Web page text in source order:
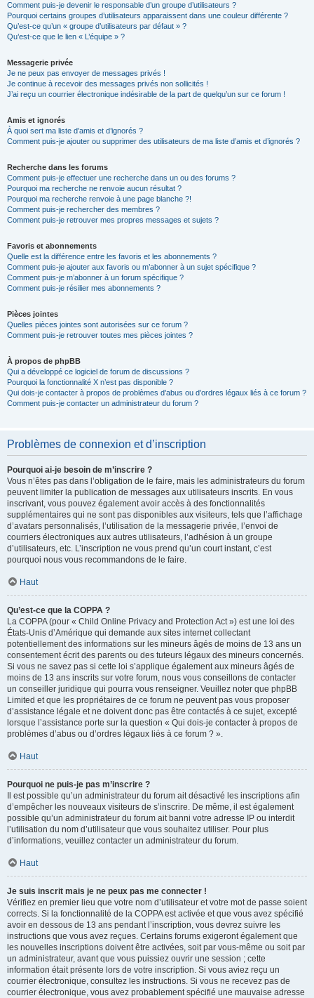
Comment puis-je devenir le responsable d’un groupe d’utilisateurs ?
Pourquoi certains groupes d’utilisateurs apparaissent dans une couleur différente ?
Qu’est-ce qu’un « groupe d’utilisateurs par défaut » ?
Qu’est-ce que le lien « L’équipe » ?
Messagerie privée
Je ne peux pas envoyer de messages privés !
Je continue à recevoir des messages privés non sollicités !
J’ai reçu un courrier électronique indésirable de la part de quelqu’un sur ce forum !
Amis et ignorés
À quoi sert ma liste d’amis et d’ignorés ?
Comment puis-je ajouter ou supprimer des utilisateurs de ma liste d’amis et d’ignorés ?
Recherche dans les forums
Comment puis-je effectuer une recherche dans un ou des forums ?
Pourquoi ma recherche ne renvoie aucun résultat ?
Pourquoi ma recherche renvoie à une page blanche ?!
Comment puis-je rechercher des membres ?
Comment puis-je retrouver mes propres messages et sujets ?
Favoris et abonnements
Quelle est la différence entre les favoris et les abonnements ?
Comment puis-je ajouter aux favoris ou m’abonner à un sujet spécifique ?
Comment puis-je m’abonner à un forum spécifique ?
Comment puis-je résilier mes abonnements ?
Pièces jointes
Quelles pièces jointes sont autorisées sur ce forum ?
Comment puis-je retrouver toutes mes pièces jointes ?
À propos de phpBB
Qui a développé ce logiciel de forum de discussions ?
Pourquoi la fonctionnalité X n’est pas disponible ?
Qui dois-je contacter à propos de problèmes d’abus ou d’ordres légaux liés à ce forum ?
Comment puis-je contacter un administrateur du forum ?
Problèmes de connexion et d’inscription
Pourquoi ai-je besoin de m’inscrire ?
Vous n’êtes pas dans l’obligation de le faire, mais les administrateurs du forum
peuvent limiter la publication de messages aux utilisateurs inscrits. En vous
inscrivant, vous pouvez également avoir accès à des fonctionnalités
supplémentaires qui ne sont pas disponibles aux visiteurs, tels que l’affichage
d’avatars personnalisés, l’utilisation de la messagerie privée, l’envoi de
courriers électroniques aux autres utilisateurs, l’adhésion à un groupe
d’utilisateurs, etc. L’inscription ne vous prend qu’un court instant, c’est
pourquoi nous vous recommandons de le faire.
Haut
Qu’est-ce que la COPPA ?
La COPPA (pour « Child Online Privacy and Protection Act ») est une loi des
États-Unis d’Amérique qui demande aux sites internet collectant
potentiellement des informations sur les mineurs âgés de moins de 13 ans un
consentement écrit des parents ou des tuteurs légaux des mineurs concernés.
Si vous ne savez pas si cette loi s’applique également aux mineurs âgés de
moins de 13 ans inscrits sur votre forum, nous vous conseillons de contacter
un conseiller juridique qui pourra vous renseigner. Veuillez noter que phpBB
Limited et que les propriétaires de ce forum ne peuvent pas vous proposer
d’assistance légale et ne doivent donc pas être contactés à ce sujet, excepté
lorsque l’assistance porte sur la question « Qui dois-je contacter à propos de
problèmes d’abus ou d’ordres légaux liés à ce forum ? ».
Haut
Pourquoi ne puis-je pas m’inscrire ?
Il est possible qu’un administrateur du forum ait désactivé les inscriptions afin
d’empêcher les nouveaux visiteurs de s’inscrire. De même, il est également
possible qu’un administrateur du forum ait banni votre adresse IP ou interdit
l’utilisation du nom d’utilisateur que vous souhaitez utiliser. Pour plus
d’informations, veuillez contacter un administrateur du forum.
Haut
Je suis inscrit mais je ne peux pas me connecter !
Vérifiez en premier lieu que votre nom d’utilisateur et votre mot de passe soient
corrects. Si la fonctionnalité de la COPPA est activée et que vous avez spécifié
avoir en dessous de 13 ans pendant l’inscription, vous devrez suivre les
instructions que vous avez reçues. Certains forums exigeront également que
les nouvelles inscriptions doivent être activées, soit par vous-même ou soit par
un administrateur, avant que vous puissiez ouvrir une session ; cette
information était présente lors de votre inscription. Si vous aviez reçu un
courrier électronique, consultez les instructions. Si vous ne recevez pas de
courrier électronique, vous avez probablement spécifié une mauvaise adresse